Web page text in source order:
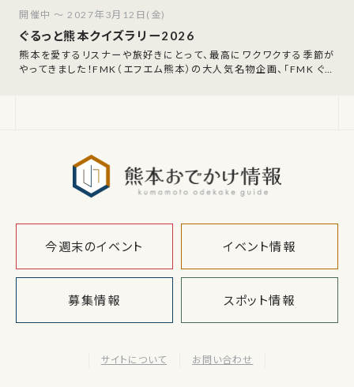
ぐるっと熊本クイズラリー2026
熊本を愛するリスナーや旅好きにとって、最高にワクワクする季節が
やってきました！FMK（エフエム熊本）の大人気名物企画、「FMK ぐる
開催中 ～ 2027年3月12日(金)
今週末のイベント イベント情報
募集情報 スポット情報
サイトについて お問い合わせ